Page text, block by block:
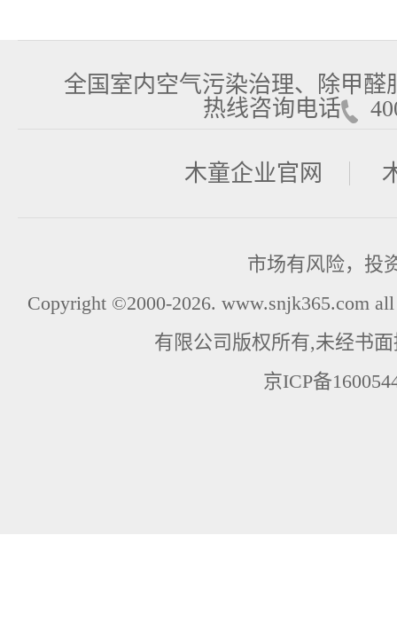
全国室内空气污染治理、除甲
热线咨询电话
木童企业官网
市场有风险，投
Copyright ©2000-2026. www.snjk365.com
有限公司版权所有,未经书
京ICP备